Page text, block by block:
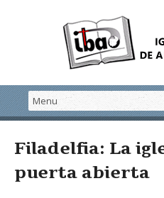
Filadelfia: La
puerta abierta